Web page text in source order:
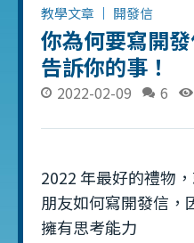
教學文章 開發信
你為何要寫開
告訴你的事！
2022-02-09 6
2022 年最好的禮物
朋友如何寫開發信，
擁有思考能力